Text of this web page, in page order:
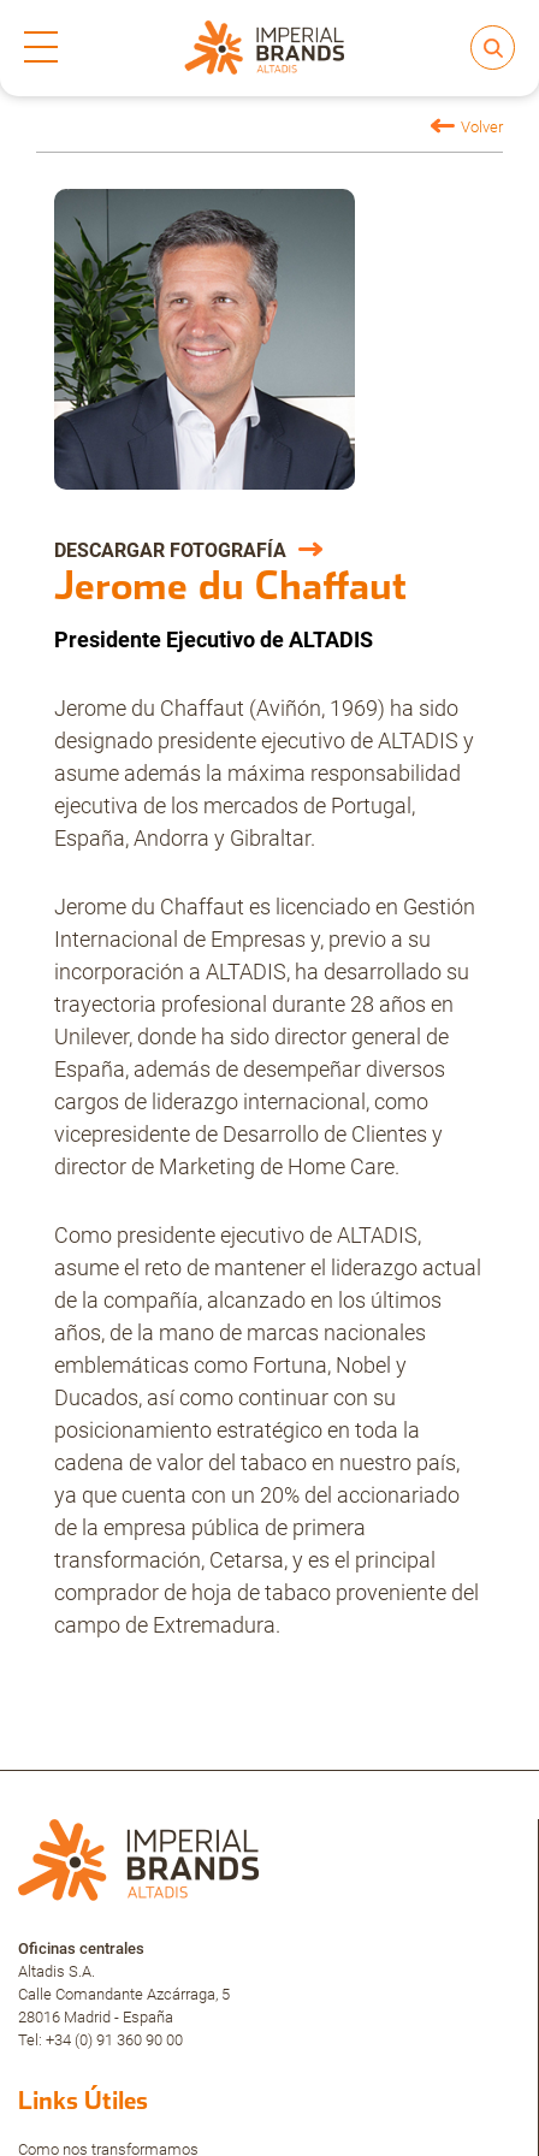
Nuestras Marcas
Compromiso
Regulación
No Contrabando
Prensa
Contacto
Compartir
Volver
DESCARGAR FOTOGRAFÍA
Jerome du Chaffaut
Presidente Ejecutivo de ALTADIS
Jerome du Chaffaut (Aviñón, 1969) ha sido
designado presidente ejecutivo de ALTADIS y
asume además la máxima responsabilidad
ejecutiva de los mercados de Portugal,
España, Andorra y Gibraltar.
Jerome du Chaffaut es licenciado en Gestión
Internacional de Empresas y, previo a su
incorporación a ALTADIS, ha desarrollado su
trayectoria profesional durante 28 años en
Unilever, donde ha sido director general de
España, además de desempeñar diversos
cargos de liderazgo internacional, como
vicepresidente de Desarrollo de Clientes y
director de Marketing de Home Care.
Como presidente ejecutivo de ALTADIS,
asume el reto de mantener el liderazgo actual
de la compañía, alcanzado en los últimos
años, de la mano de marcas nacionales
emblemáticas como Fortuna, Nobel y
Ducados, así como continuar con su
posicionamiento estratégico en toda la
cadena de valor del tabaco en nuestro país,
ya que cuenta con un 20% del accionariado
de la empresa pública de primera
transformación, Cetarsa, y es el principal
comprador de hoja de tabaco proveniente del
campo de Extremadura.
Oficinas centrales
Altadis S.A.
Calle Comandante Azcárraga, 5
28016 Madrid - España
Tel: +34 (0) 91 360 90 00
Links Útiles
Como nos transformamos